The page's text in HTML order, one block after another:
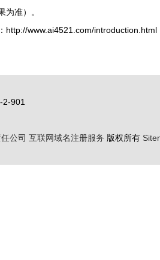
为准）。
http://www.ai4521.com/introduction.html
2-901
公司 互联网域名注册服务 版权所有